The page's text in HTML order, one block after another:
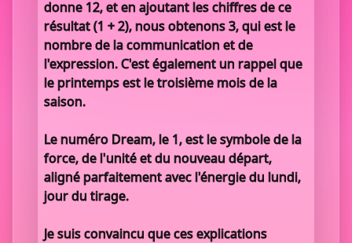
donne 12, et en ajoutant les chiffres de ce
résultat (1 + 2), nous obtenons 3, qui est le
nombre de la communication et de
l'expression. C'est également un rappel que
le printemps est le troisième mois de la
saison.
Le numéro Dream, le 1, est le symbole de la
force, de l'unité et du nouveau départ,
aligné parfaitement avec l'énergie du lundi,
jour du tirage.
Je suis convaincu que ces explications